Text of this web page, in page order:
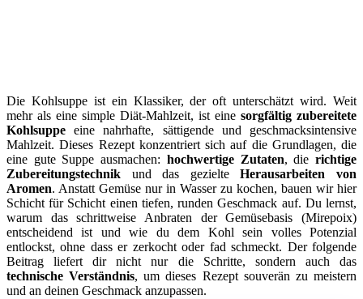
Die Kohlsuppe ist ein Klassiker, der oft unterschätzt wird. Weit
mehr als eine simple Diät-Mahlzeit, ist eine sorgfältig zubereitete
Kohlsuppe eine nahrhafte, sättigende und geschmacksintensive
Mahlzeit. Dieses Rezept konzentriert sich auf die Grundlagen, die
eine gute Suppe ausmachen: hochwertige Zutaten, dierichtige
Zubereitungstechnik und das gezielteHerausarbeiten von
Aromen. Anstatt Gemüse nur in Wasser zu kochen, bauen wir hier
Schicht für Schicht einen tiefen, runden Geschmack auf. Du lernst,
warum das schrittweise Anbraten der Gemüsebasis (Mirepoix)
entscheidend ist und wie du dem Kohl sein volles Potenzial
entlockst, ohne dass er zerkocht oder fad schmeckt. Der folgende
Beitrag liefert dir nicht nur die Schritte, sondern auch das
technische Verständnis, um dieses Rezept souverän zu meistern
und an deinen Geschmack anzupassen.